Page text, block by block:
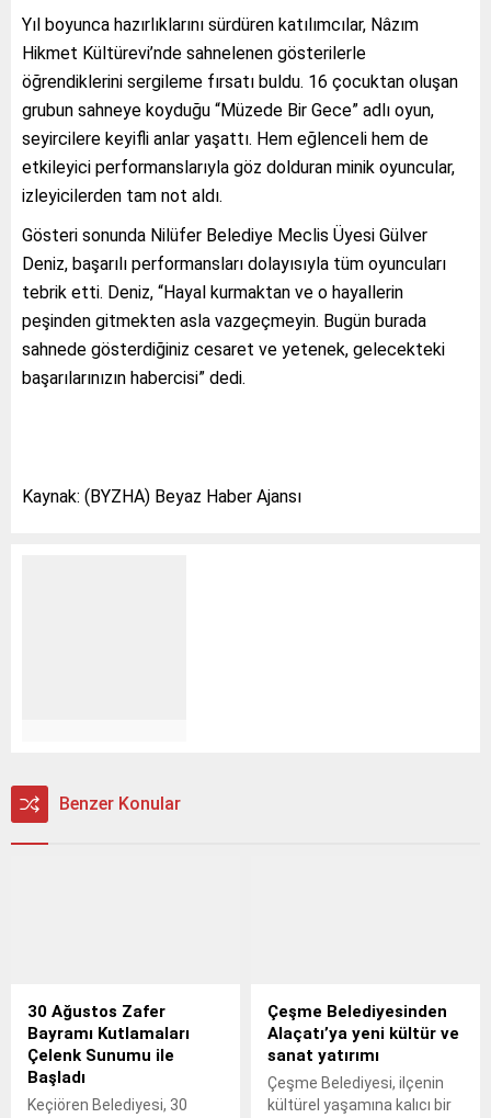
Yıl boyunca hazırlıklarını sürdüren katılımcılar, Nâzım
Hikmet Kültürevi’nde sahnelenen gösterilerle
öğrendiklerini sergileme fırsatı buldu. 16 çocuktan oluşan
grubun sahneye koyduğu “Müzede Bir Gece” adlı oyun,
seyircilere keyifli anlar yaşattı. Hem eğlenceli hem de
etkileyici performanslarıyla göz dolduran minik oyuncular,
izleyicilerden tam not aldı.
Gösteri sonunda Nilüfer Belediye Meclis Üyesi Gülver
Deniz, başarılı performansları dolayısıyla tüm oyuncuları
tebrik etti. Deniz, “Hayal kurmaktan ve o hayallerin
peşinden gitmekten asla vazgeçmeyin. Bugün burada
sahnede gösterdiğiniz cesaret ve yetenek, gelecekteki
başarılarınızın habercisi” dedi.
Kaynak: (BYZHA) Beyaz Haber Ajansı
Benzer Konular
30 Ağustos Zafer
Bayramı Kutlamaları
Çelenk Sunumu ile
Başladı
Keçiören Belediyesi, 30
Çeşme Belediyesinden
Alaçatı’ya yeni kültür ve
sanat yatırımı
Çeşme Belediyesi, ilçenin
kültürel yaşamına kalıcı bir